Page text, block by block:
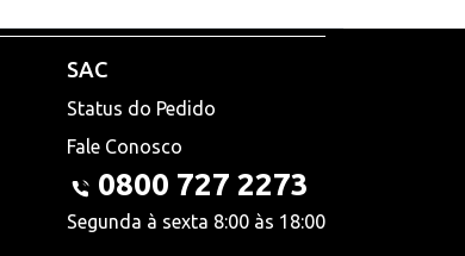
SAC
Status do Pedido
Fale Conosco
0800 727 2273
Segunda à sexta 8:00 às 18:00